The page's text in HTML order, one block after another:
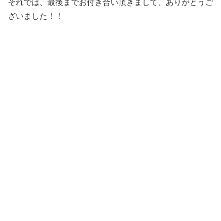
それでは、最後までお付き合い頂きまして、ありがとうご
ざいました！！